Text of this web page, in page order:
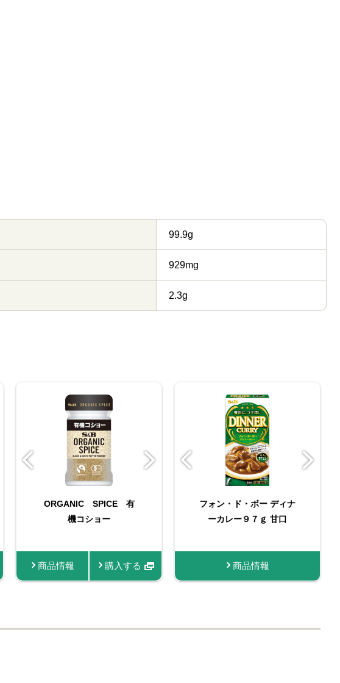
99.9g
929mg
2.3g
カレー ３７ｇ
商品情報 購入する
Ｓ＆Ｂ カレーパウダー
商品情報
スマートスパイス ガラ
ムマサラ
商品情報
スティックスパイス ガ
ラムマサラ
商品情報
Ｓ＆Ｂ 袋入り ターメ
リック（パウダー）
商品情報 購入する
Ｓ＆Ｂ 袋入りターメリ
ック（パウダー） ファ
商品情報
ORGANIC SPICE 有
機コショー
商品情報 購入する
ORGANIC SPICE 袋
入り有機コショー
商品情報
フォン・ド・ボー ディナ
ーカレー１９４ｇ 辛口
商品情報
フォン・ド・ボー ディナ
ーカレー９７ｇ 甘口
商品情報